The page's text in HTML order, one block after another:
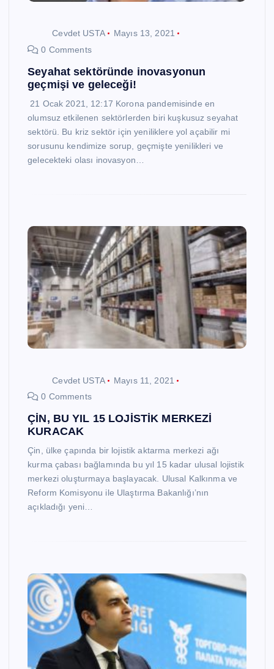
Cevdet USTA
Mayıs 13, 2021
0 Comments
Seyahat sektöründe inovasyonun
geçmişi ve geleceği!
21 Ocak 2021, 12:17 Korona pandemisinde en
olumsuz etkilenen sektörlerden biri kuşkusuz seyahat
sektörü. Bu kriz sektör için yeniliklere yol açabilir mi
sorusunu kendimize sorup, geçmişte yenilikleri ve
gelecekteki olası inovasyon…
Cevdet USTA
Mayıs 11, 2021
0 Comments
ÇİN, BU YIL 15 LOJİSTİK MERKEZİ
KURACAK
Çin, ülke çapında bir lojistik aktarma merkezi ağı
kurma çabası bağlamında bu yıl 15 kadar ulusal lojistik
merkezi oluşturmaya başlayacak. Ulusal Kalkınma ve
Reform Komisyonu ile Ulaştırma Bakanlığı’nın
açıkladığı yeni…